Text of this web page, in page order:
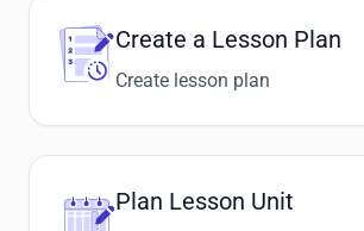
Create a Lesson Plan
Create lesson plan
Plan Lesson Unit